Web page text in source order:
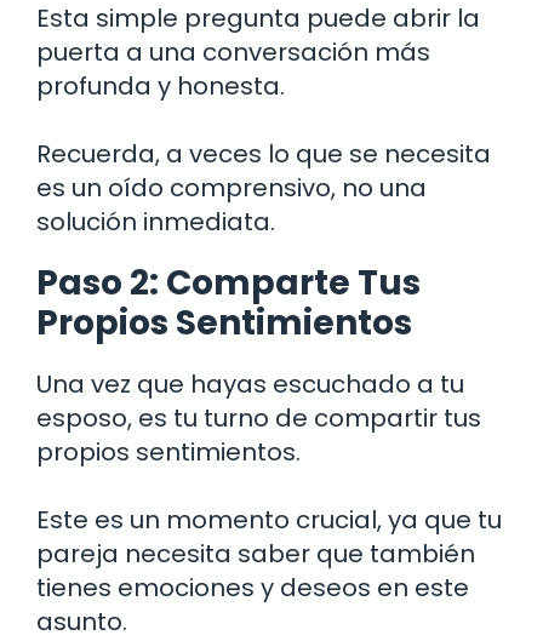
Esta simple pregunta puede abrir la
puerta a una conversación más
profunda y honesta.
Recuerda, a veces lo que se necesita
es un oído comprensivo, no una
solución inmediata.
Paso 2: Comparte Tus
Propios Sentimientos
Una vez que hayas escuchado a tu
esposo, es tu turno de compartir tus
propios sentimientos.
Este es un momento crucial, ya que tu
pareja necesita saber que también
tienes emociones y deseos en este
asunto.